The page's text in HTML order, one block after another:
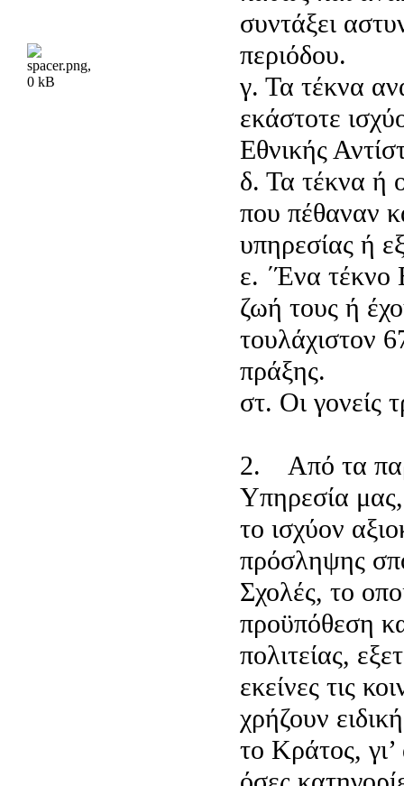
συντάξει
περιόδου.
γ. Τα τέκνα
εκάστοτε
Εθνικής
δ. Τα τέκνα ή
που πέθαναν
υπηρεσίας ή
ε. ΄Ένα τέκνο
ζωή τους ή
τουλάχιστον
πράξης.
στ. Οι γονείς
2. Από τα
Υπηρεσία
το ισχύον
πρόσληψης
Σχολές, το
προϋπόθεση
πολιτείας,
εκείνες τις
χρήζουν
το Κράτος,